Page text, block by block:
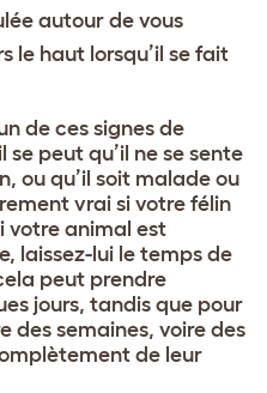
autour de vous
le haut lorsqu’il se fait
de ces signes de
peut qu’il ne se sente
ou qu’il soit malade ou
vrai si votre félin
votre animal est
laissez-lui le temps de
peut prendre
jours, tandis que pour
des semaines, voire des
de leur